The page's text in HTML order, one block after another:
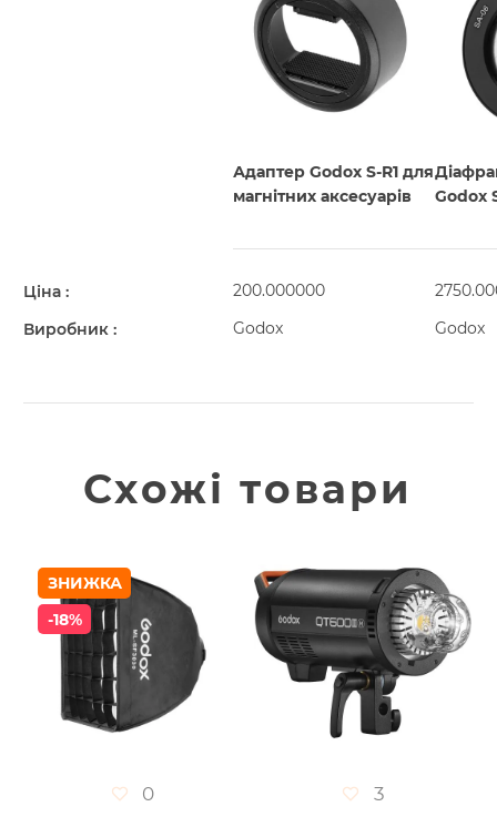
Ціна
Виробник
Адаптер Godox S-R1 для
магнітних аксесуарів
200.000000
Godox
Godox
Godox
Схожі товари
ЗНИЖКА
-18%
0 3